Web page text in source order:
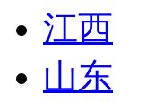
江西
山东